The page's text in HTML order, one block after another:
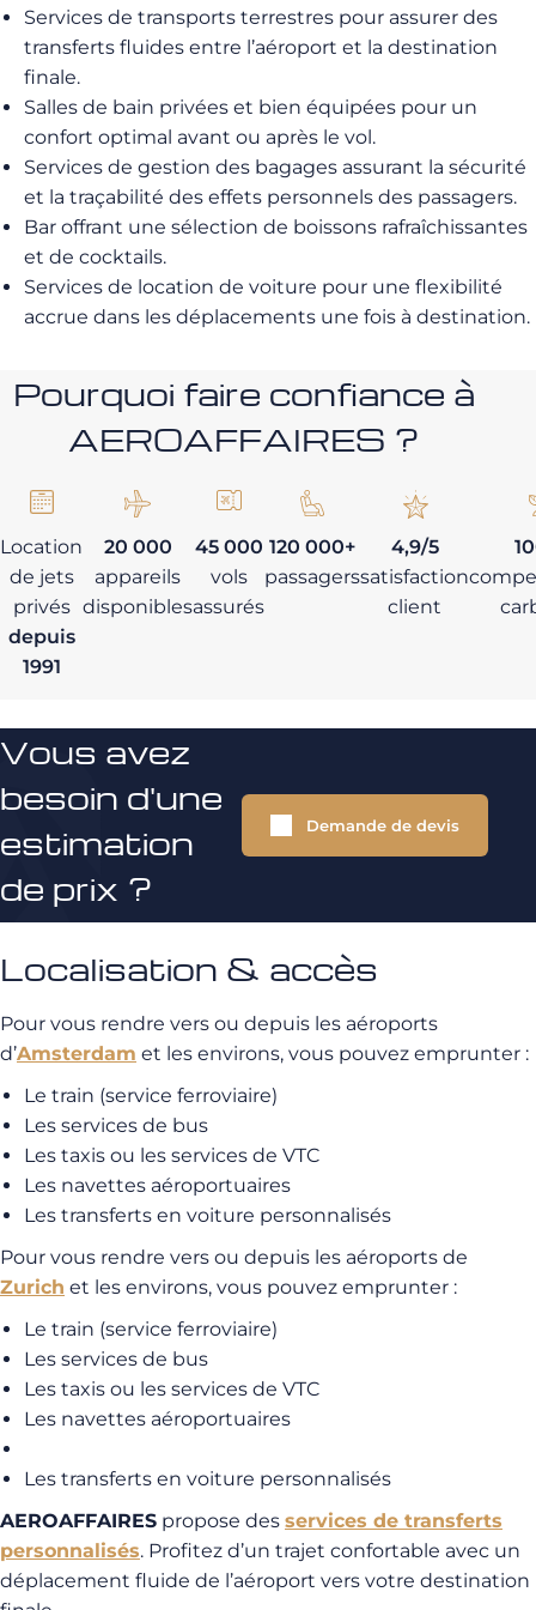
Services de transports terrestres pour assurer des
transferts fluides entre l’aéroport et la destination
finale.
Salles de bain privées et bien équipées pour un
confort optimal avant ou après le vol.
Services de gestion des bagages assurant la sécurité
et la traçabilité des effets personnels des passagers.
Bar offrant une sélection de boissons rafraîchissantes
et de cocktails.
Services de location de voiture pour une flexibilité
accrue dans les déplacements une fois à destination.
Pourquoi faire confiance à
AEROAFFAIRES ?
Location
de jets
privés
depuis
1991
20 000
appareils
disponibles
45 000
vols
assurés
120 000+
passagers
4,9/5
satisfaction
client
Vous avez
besoin d'une
estimation
de prix ?
Demande de devis
Localisation & accès
Pour vous rendre vers ou depuis les aéroports
d’Amsterdam et les environs, vous pouvez emprunter :
Le train (service ferroviaire)
Les services de bus
Les taxis ou les services de VTC
Les navettes aéroportuaires
Les transferts en voiture personnalisés
Pour vous rendre vers ou depuis les aéroports de
Zurich et les environs, vous pouvez emprunter :
Le train (service ferroviaire)
Les services de bus
Les taxis ou les services de VTC
Les navettes aéroportuaires
Les transferts en voiture personnalisés
AEROAFFAIRES propose des services de transferts
personnalisés. Profitez d’un trajet confortable avec un
déplacement fluide de l’aéroport vers votre destination